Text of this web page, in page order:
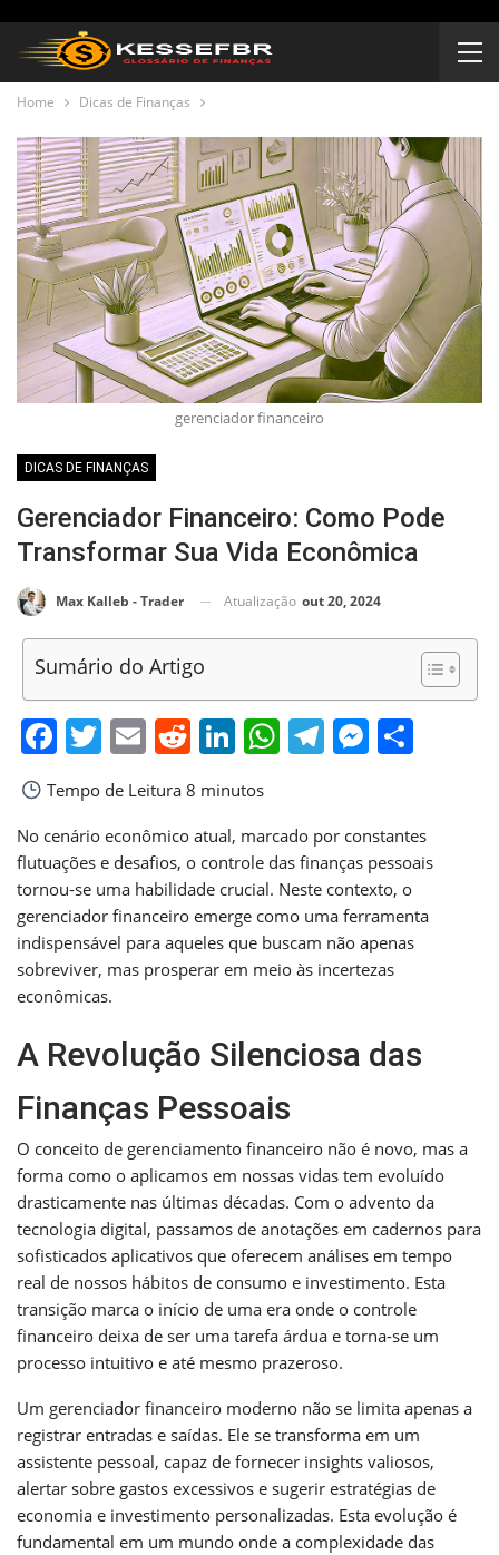
Home Dicas de Finanças
gerenciador financeiro
DICAS DE FINANÇAS
Gerenciador Financeiro: Como Pode
Transformar Sua Vida Econômica
Max Kalleb - Trader Atualização out 20, 2024
Sumário do Artigo
Facebook
Twitter
EmailReddit
LinkedIn
WhatsApp
Telegram
Tempo de Leitura 8 minutos
No cenário econômico atual, marcado por constantes
flutuações e desafios, o controle das finanças pessoais
tornou-se uma habilidade crucial. Neste contexto, o
gerenciador financeiro emerge como uma ferramenta
indispensável para aqueles que buscam não apenas
sobreviver, mas prosperar em meio às incertezas
econômicas.
A Revolução Silenciosa das
Finanças Pessoais
O conceito de gerenciamento financeiro não é novo, mas a
forma como o aplicamos em nossas vidas tem evoluído
drasticamente nas últimas décadas. Com o advento da
tecnologia digital, passamos de anotações em cadernos para
sofisticados aplicativos que oferecem análises em tempo
real de nossos hábitos de consumo e investimento. Esta
transição marca o início de uma era onde o controle
financeiro deixa de ser uma tarefa árdua e torna-se um
processo intuitivo e até mesmo prazeroso.
Um gerenciador financeiro moderno não se limita apenas a
registrar entradas e saídas. Ele se transforma em um
assistente pessoal, capaz de fornecer insights valiosos,
alertar sobre gastos excessivos e sugerir estratégias de
economia e investimento personalizadas. Esta evolução é
fundamental em um mundo onde a complexidade das